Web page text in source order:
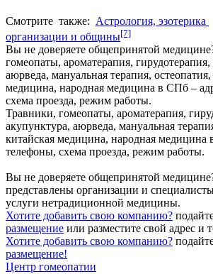
Смотрите также: Астрология, эзотерика
организации и общины[7]
Вы не доверяете общепринятой
гомеопаты, ароматерапия,
аюрведа, мануальная терапия,
медицина, народная медицина в СПб –
схема проезда, режим работы.
Травники, гомеопаты, ароматерапия,
акупунктура, аюрведа, мануальная
китайская медицина, народная медицина
телефоны, схема проезда, режим работы.
Вы не доверяете общепринятой
представлены организации и
услуги нетрадиционной медицины.
Хотите добавить свою компанию?
размещение или разместите свой адрес и
Хотите добавить свою компанию?
размещение!
Центр гомеопатии